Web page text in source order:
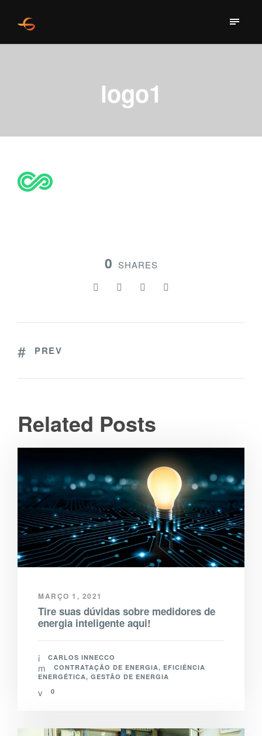
logo1
0 SHARES
PREV
Related Posts
MARÇO 1, 2021
Tire suas dúvidas sobre medidores de
energia inteligente aqui!
CARLOS INNECCO
CONTRATAÇÃO DE ENERGIA, EFICIÊNCIA
ENERGÉTICA, GESTÃO DE ENERGIA
0